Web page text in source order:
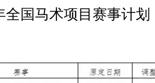
马术项目赛事计划